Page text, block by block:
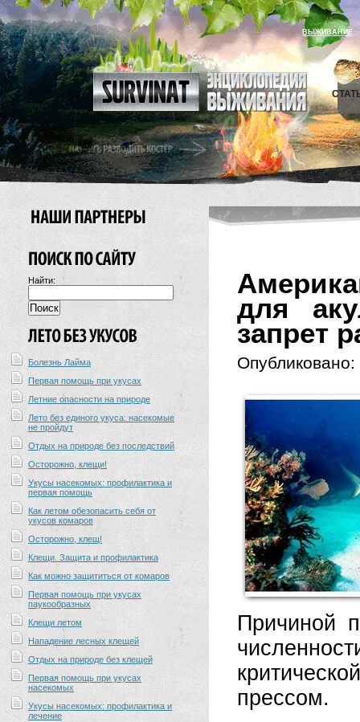
ВЫЖИВАНИЕ
Найти:
Болезнь Лайма
Первая помощь при укусах
Летние опасности на природе
Лето без единого укуса: насекомые
не пройдут
Отдых на природе без последствий
Осторожно, клещи!
Укусы насекомых: профилактика и
первая помощь
Как летом обезопасить себя от
укусов комаров
Осторожно, клещ!
Клещи. Защита и профилактика
Как можно защититься от комаров
Первая помощь при укусах
паукообразных
Клещи летом
Нападение лесных клещей
Отдых на природе без клещей
Первая помощь при укусах
насекомых
Укусы насекомых: профилактика и
лечение
для
запрет
Опубликовано:
Причиной
прессом.